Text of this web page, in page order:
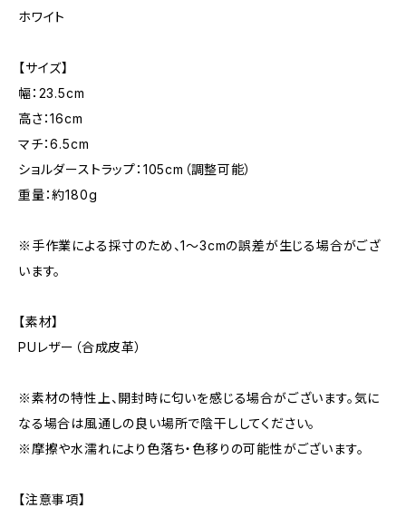
ホワイト
【サイズ】
幅：23.5cm
高さ：16cm
マチ：6.5cm
ショルダーストラップ：105cm（調整可能）
重量：約180g
※手作業による採寸のため、1～3cmの誤差が生じる場合がござ
います。
【素材】
PUレザー（合成皮革）
※素材の特性上、開封時に匂いを感じる場合がございます。気に
なる場合は風通しの良い場所で陰干ししてください。
※摩擦や水濡れにより色落ち・色移りの可能性がございます。
【注意事項】